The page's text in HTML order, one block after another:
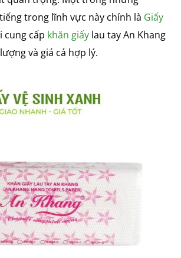
trong lĩnh vực này chính là Giấy
cung cấp khăn giấy lau tay An Khang
và giá cả hợp lý.